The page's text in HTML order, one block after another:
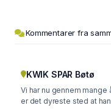
Kommentarer fra
KWIK SPAR Bøtø
Vi har nu gennem
er det dyreste sted at